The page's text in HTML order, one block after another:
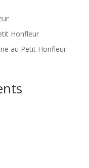
Honfleur
au Petit Honfleur